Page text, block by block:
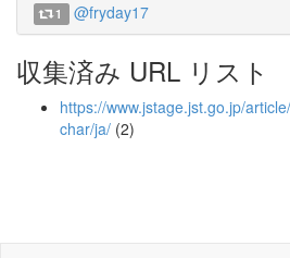
1 @fryday17
収集済み URL リスト
https://www.jstage.jst.go.jp/
char/ja/ (2)